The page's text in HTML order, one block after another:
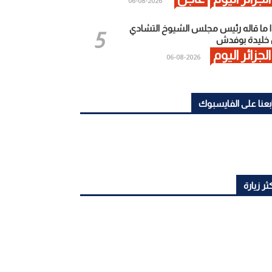
ما قاله رئيس مجلس الشيوخ التشادي
بوفدش
الجزائر اليوم 2026-08-06
على الفايسبوك
زيارة